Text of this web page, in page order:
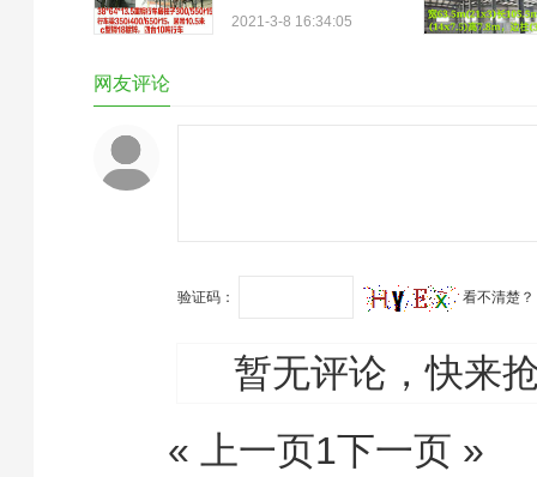
钢结构的种类很多，包括厂
2021-3-8 16:34:05
网友评论
验证码： 看不清楚？
暂无评论，快来
« 上一页1下一页 »